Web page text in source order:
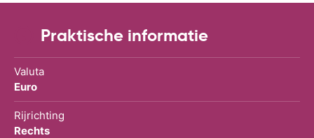
Praktische informatie
Valuta
Euro
Rijrichting
Rechts